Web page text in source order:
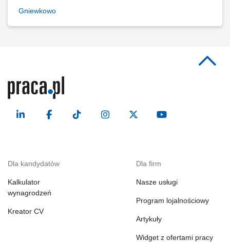
Gniewkowo
Dla kandydatów
Kalkulator
wynagrodzeń
Kreator CV
Dla firm
Nasze usługi
Program lojalnościowy
Artykuły
Widget z ofertami pracy